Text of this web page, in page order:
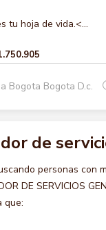
tu hoja de vida.<...
Bogota Bogota D.c.
de
personas con
DE SERVICIOS
que: